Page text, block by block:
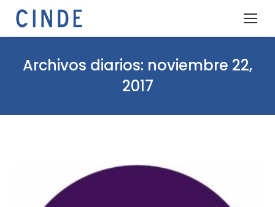
Archivos diarios: noviembre 22,
2017